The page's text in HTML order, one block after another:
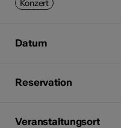
Konzert
Datum
Reservation
Veranstaltungsort